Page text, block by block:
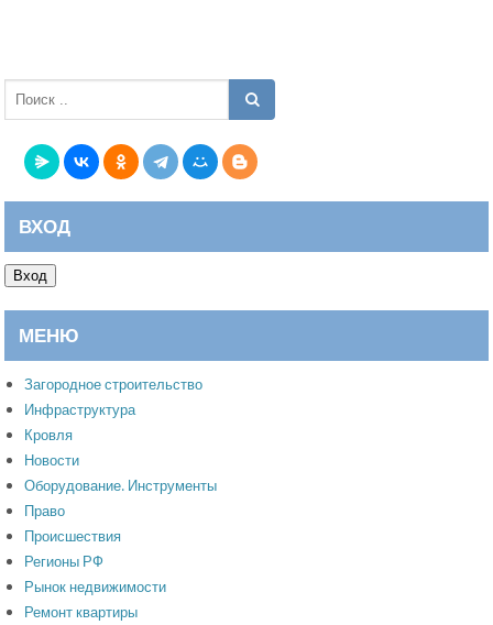
ВХОД
Вход
МЕНЮ
Загородное строительство
Инфраструктура
Кровля
Новости
Оборудование. Инструменты
Право
Происшествия
Регионы РФ
Рынок недвижимости
Ремонт квартиры